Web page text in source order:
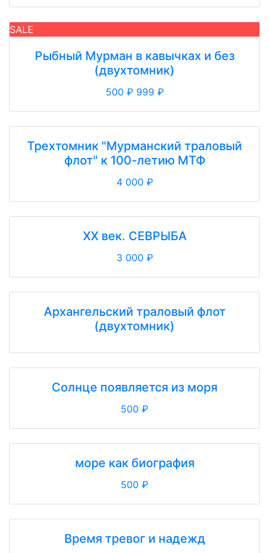
SALE
Рыбный Мурман в кавычках и без
(двухтомник)
500 ₽ 999 ₽
Трехтомник "Мурманский траловый
флот" к 100-летию МТФ
4 000 ₽
ХХ век. СЕВРЫБА
3 000 ₽
Архангельский траловый флот
(двухтомник)
Солнце появляется из моря
500 ₽
море как биография
500 ₽
Время тревог и надежд